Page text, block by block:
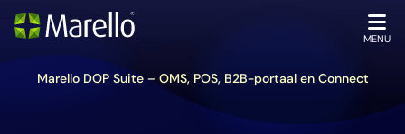
Ga
naar
hoofdinhoud
Homepage
OPEN
MENU
Marello DOP Suite – OMS, POS, B2B-portaal en Connect